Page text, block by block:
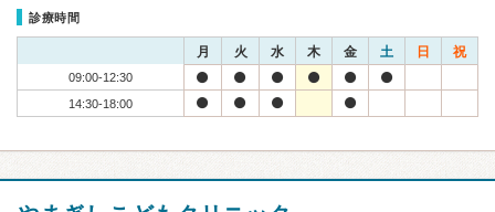
診療時間
月 火 水 木 金 土 日 祝
09:00-12:30
14:30-18:00